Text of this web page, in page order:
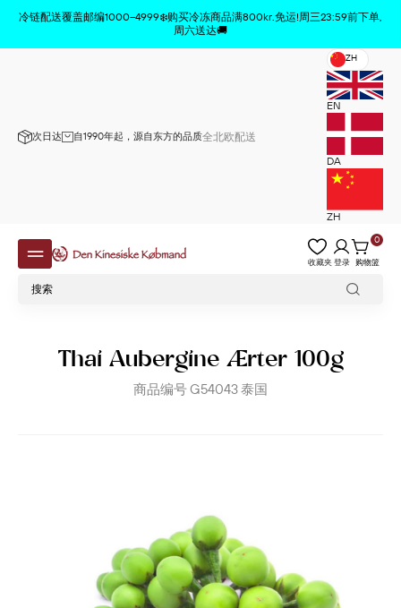
冷链配送覆盖邮编1000–4999❄️购买冷冻商品满800kr.免运!周三23:59前下单,
周六送达🚚
次日达 自1990年起，源自东方的品质全北欧配送
ZH
EN
DA
ZH
收藏夹登录 购物篮
0
Thai Aubergine Ærter 100g
商品编号G54043泰国
商品已从购物车中删除 x